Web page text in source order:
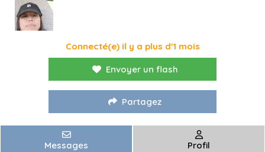
Connecté(e) il y a plus d'1 mois
Envoyer un flash
Partagez
Messages Profil